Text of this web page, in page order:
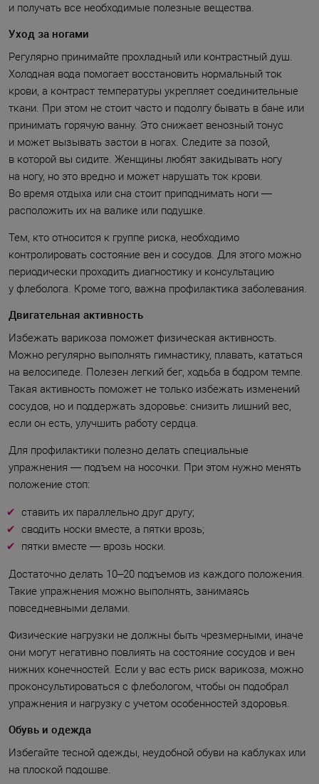
и получать все необходимые полезные вещества.
Уход за ногами
Регулярно принимайте прохладный или контрастный душ.
Холодная вода помогает восстановить нормальный ток
крови, а контраст температуры укрепляет соединительные
ткани. При этом не стоит часто и подолгу бывать в бане или
принимать горячую ванну. Это снижает венозный тонус
и может вызывать застои в ногах. Следите за позой,
в которой вы сидите. Женщины любят закидывать ногу
на ногу, но это вредно и может нарушать ток крови.
Во время отдыха или сна стоит приподнимать ноги —
расположить их на валике или подушке.
Тем, кто относится к группе риска, необходимо
контролировать состояние вен и сосудов. Для этого можно
периодически проходить диагностику и консультацию
у флеболога. Кроме того, важна профилактика заболевания.
Двигательная активность
Избежать варикоза поможет физическая активность.
Можно регулярно выполнять гимнастику, плавать, кататься
на велосипеде. Полезен легкий бег, ходьба в бодром темпе.
Такая активность поможет не только избежать изменений
сосудов, но и поддержать здоровье: снизить лишний вес,
если он есть, улучшить работу сердца.
Для профилактики полезно делать специальные
упражнения — подъем на носочки. При этом нужно менять
положение стоп:
ставить их параллельно друг другу;
сводить носки вместе, а пятки врозь;
пятки вместе — врозь носки.
Достаточно делать 10–20 подъемов из каждого положения.
Такие упражнения можно выполнять, занимаясь
повседневными делами.
Физические нагрузки не должны быть чрезмерными, иначе
они могут негативно повлиять на состояние сосудов и вен
нижних конечностей. Если у вас есть риск варикоза, можно
проконсультироваться с флебологом, чтобы он подобрал
упражнения и нагрузку с учетом особенностей здоровья.
Обувь и одежда
Избегайте тесной одежды, неудобной обуви на каблуках или
на плоской подошве.